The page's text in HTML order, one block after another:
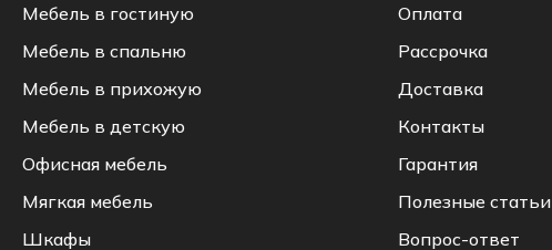
Мебель в гостиную
Мебель в спальню
Мебель в прихожую
Мебель в детскую
Офисная мебель
Мягкая мебель
Шкафы
Оплата
Рассрочка
Доставка
Контакты
Гарантия
Полезные статьи
Вопрос-ответ